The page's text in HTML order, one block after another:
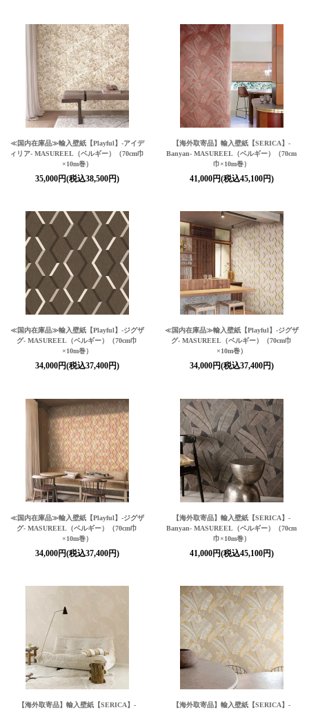
≪国内在庫品≫輸入壁紙【Playful】 -アイデ
ィリア- MASUREEL（ベルギー）（70cm巾
×10m巻）
35,000円(税込38,500円)
【海外取寄品】輸入壁紙 【SERICA】-
Banyan- MASUREEL（ベルギー）（70cm
巾×10m巻）
41,000円(税込45,100円)
≪国内在庫品≫輸入壁紙【Playful】 -ジグザ
グ- MASUREEL（ベルギー）（70cm巾
×10m巻）
34,000円(税込37,400円)
≪国内在庫品≫輸入壁紙【Playful】 -ジグザ
グ- MASUREEL（ベルギー）（70cm巾
×10m巻）
34,000円(税込37,400円)
≪国内在庫品≫輸入壁紙【Playful】 -ジグザ
グ- MASUREEL（ベルギー）（70cm巾
×10m巻）
34,000円(税込37,400円)
【海外取寄品】輸入壁紙 【SERICA】-
Banyan- MASUREEL（ベルギー）（70cm
巾×10m巻）
41,000円(税込45,100円)
【海外取寄品】輸入壁紙 【SERICA】-
【海外取寄品】輸入壁紙 【SERICA】-